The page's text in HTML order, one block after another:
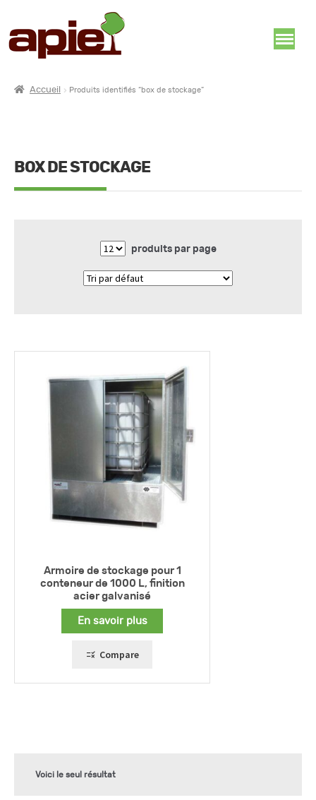
Accueil Produits identifiés “box de stockage”
BOX DE STOCKAGE
produits par page
Armoire de stockage pour 1
conteneur de 1000 L, finition
acier galvanisé
En savoir plus
Compare
Voici le seul résultat